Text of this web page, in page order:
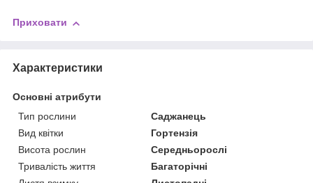
Приховати
Характеристики
Основні атрибути
Тип рослини
Саджанець
Вид квітки
Гортензія
Висота рослин
Середньорослі
Тривалість життя
Багаторічні